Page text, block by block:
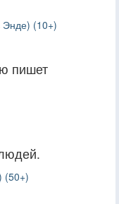
Энде) (10+)
пишет
(50+)